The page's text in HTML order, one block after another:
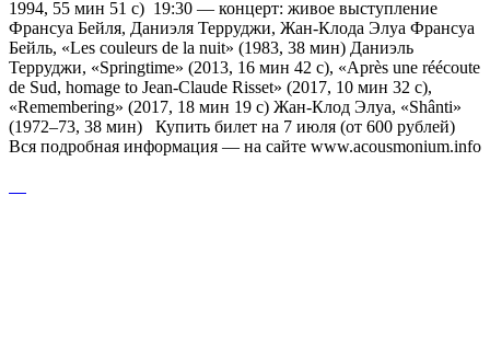
1994, 55 мин 51 с) ​19:30 — концерт: живое выступление
Франсуа Бейля, Даниэля Терруджи, Жан-Клода Элуа Франсуа
Бейль, «Les couleurs de la nuit» (1983, 38 мин) Даниэль
Терруджи, «Springtime» (2013, 16 мин 42 с), «Après une réécoute
de Sud, homage to Jean-Claude Risset» (2017, 10 мин 32 с),
«Remembering» (2017, 18 мин 19 с) Жан-Клод Элуа, «Shânti»
(1972–73, 38 мин) Купить билет на 7 июля (от 600 рублей)
Вся подробная информация — на сайте www.acousmonium.info